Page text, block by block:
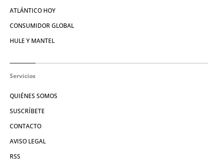
ATLÁNTICO HOY
CONSUMIDOR GLOBAL
HULE Y MANTEL
Servicios
QUIÉNES SOMOS
SUSCRÍBETE
CONTACTO
AVISO LEGAL
RSS